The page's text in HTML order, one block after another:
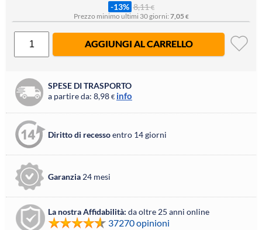
-13% 8,11€
Prezzo minimo ultimi 30 giorni: 7,05 €
AGGIUNGI AL CARRELLO
SPESE DI TRASPORTO
a partire da: 8,98 € info
Diritto di recessoentro 14 giorni
Garanzia 24 mesi
La nostra Affidabilità: da oltre 25 anni online
37270 opinioni